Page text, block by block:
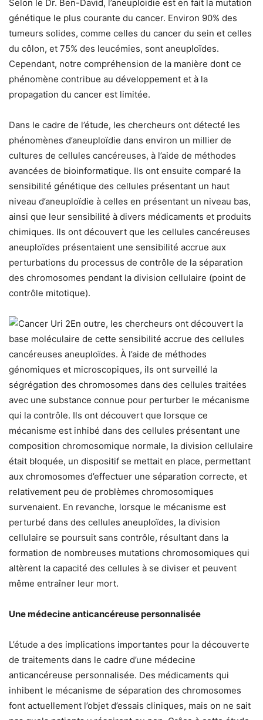
Selon le Dr. Ben-David, l’aneuploïdie est en fait la mutation
génétique le plus courante du cancer. Environ 90% des
tumeurs solides, comme celles du cancer du sein et celles
du côlon, et 75% des leucémies, sont aneuploïdes.
Cependant, notre compréhension de la manière dont ce
phénomène contribue au développement et à la
propagation du cancer est limitée.
Dans le cadre de l’étude, les chercheurs ont détecté les
phénomènes d’aneuploïdie dans environ un millier de
cultures de cellules cancéreuses, à l’aide de méthodes
avancées de bioinformatique. Ils ont ensuite comparé la
sensibilité génétique des cellules présentant un haut
niveau d’aneuploïdie à celles en présentant un niveau bas,
ainsi que leur sensibilité à divers médicaments et produits
chimiques. Ils ont découvert que les cellules cancéreuses
aneuploïdes présentaient une sensibilité accrue aux
perturbations du processus de contrôle de la séparation
des chromosomes pendant la division cellulaire (point de
contrôle mitotique).
En outre, les chercheurs ont découvert la
base moléculaire de cette sensibilité accrue des cellules
cancéreuses aneuploïdes. À l’aide de méthodes
génomiques et microscopiques, ils ont surveillé la
ségrégation des chromosomes dans des cellules traitées
avec une substance connue pour perturber le mécanisme
qui la contrôle. Ils ont découvert que lorsque ce
mécanisme est inhibé dans des cellules présentant une
composition chromosomique normale, la division cellulaire
était bloquée, un dispositif se mettait en place, permettant
aux chromosomes d’effectuer une séparation correcte, et
relativement peu de problèmes chromosomiques
survenaient. En revanche, lorsque le mécanisme est
perturbé dans des cellules aneuploïdes, la division
cellulaire se poursuit sans contrôle, résultant dans la
formation de nombreuses mutations chromosomiques qui
altèrent la capacité des cellules à se diviser et peuvent
même entraîner leur mort.
Une médecine anticancéreuse personnalisée
L’étude a des implications importantes pour la découverte
de traitements dans le cadre d’une médecine
anticancéreuse personnalisée. Des médicaments qui
inhibent le mécanisme de séparation des chromosomes
font actuellement l’objet d’essais cliniques, mais on ne sait